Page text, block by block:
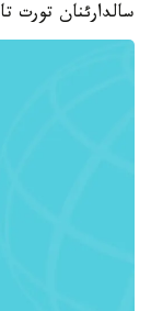
سالدارئنان تورت